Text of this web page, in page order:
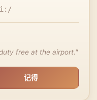
free at the airport."
记得